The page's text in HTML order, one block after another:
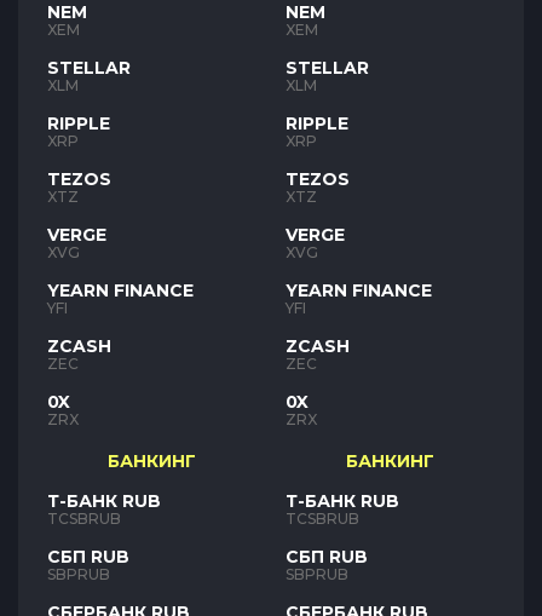
NEM
XEM
STELLAR
XLM
RIPPLE
XRP
TEZOS
XTZ
VERGE
XVG
YEARN FINANCE
YFI
ZCASH
ZEC
0X
ZRX
БАНКИНГ
Т-БАНК RUB
TCSBRUB
СБП RUB
SBPRUB
NEM
XEM
STELLAR
XLM
RIPPLE
XRP
TEZOS
XTZ
VERGE
XVG
YEARN FINANCE
YFI
ZCASH
ZEC
0X
ZRX
БАНКИНГ
Т-БАНК RUB
TCSBRUB
СБП RUB
SBPRUB